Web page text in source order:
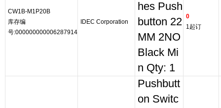
CW1B-M1P20B
库存编
号:000000000006287914
IDEC Corporation
hes Push
button 22
MM 2NO
Black Mi
n Qty: 1
0
1起订
Pushbutt
on Switc